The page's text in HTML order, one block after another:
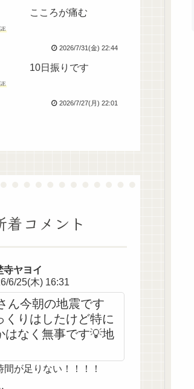
こころが痛む
2026/7/31(金) 22:44
10日振りです
2026/7/27(月) 22:01
着コメント
寺ヤヨイ
6/25(木) 16:31
ん今朝の地震です
くりはしたけど特に
はなく無事です💡地
間が足りない！！！！